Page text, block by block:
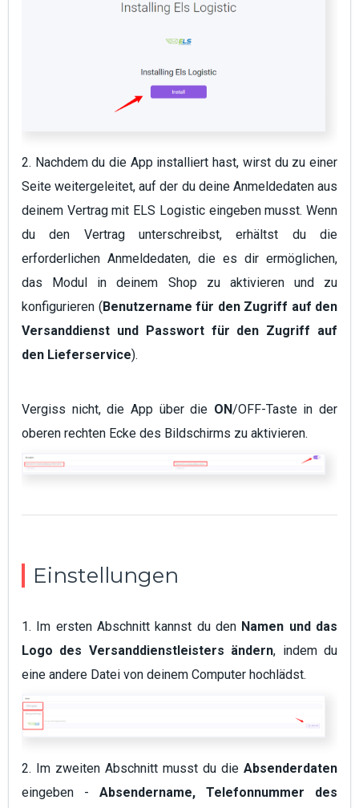
2. Nachdem du die App installiert hast, wirst du zu einer
Seite weitergeleitet, auf der du deine Anmeldedaten aus
deinem Vertrag mit ELS Logistic eingeben musst. Wenn
du den Vertrag unterschreibst, erhältst du die
erforderlichen Anmeldedaten, die es dir ermöglichen,
das Modul in deinem Shop zu aktivieren und zu
konfigurieren (Benutzername für den Zugriff auf den
Versanddienst und Passwort für den Zugriff auf
den Lieferservice).
Vergiss nicht, die App über die ON/OFF-Taste in der
oberen rechten Ecke des Bildschirms zu aktivieren.
Einstellungen
1. Im ersten Abschnitt kannst du den Namen und das
Logo des Versanddienstleisters ändern, indem du
eine andere Datei von deinem Computer hochlädst.
2. Im zweiten Abschnitt musst du die Absenderdaten
eingeben - Absendername, Telefonnummer des